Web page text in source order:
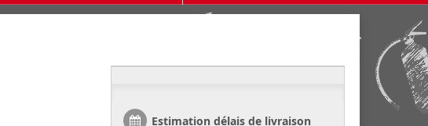
Estimation délais de livraison